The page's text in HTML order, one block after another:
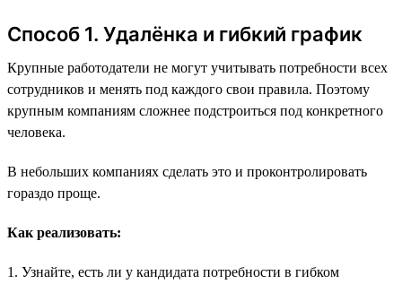
Способ 1. Удалёнка и гибкий график
Крупные работодатели не могут учитывать потребности всех
сотрудников и менять под каждого свои правила. Поэтому
крупным компаниям сложнее подстроиться под конкретного
человека.
В небольших компаниях сделать это и проконтролировать
гораздо проще.
Как реализовать:
1. Узнайте, есть ли у кандидата потребности в гибком